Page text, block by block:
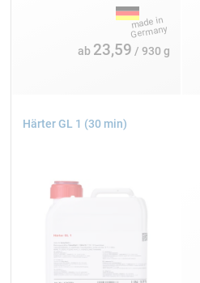
ab 23,59 / 930 g
Härter GL 1 (30 min)